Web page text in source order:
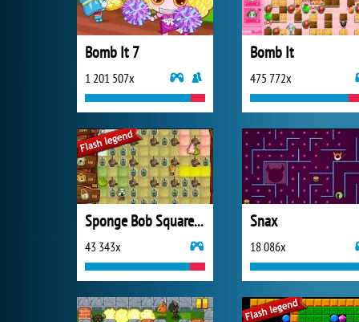
Bomb It 7
1 201 507x
Bomb It
475 772x
Sponge Bob SquarePants Boo or Boom
43 343x
Snax
18 086x